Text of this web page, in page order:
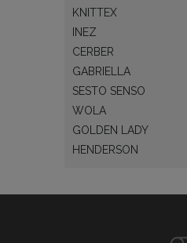
KNITTEX
INEZ
CERBER
GABRIELLA
SESTO SENSO
WOLA
GOLDEN LADY
HENDERSON